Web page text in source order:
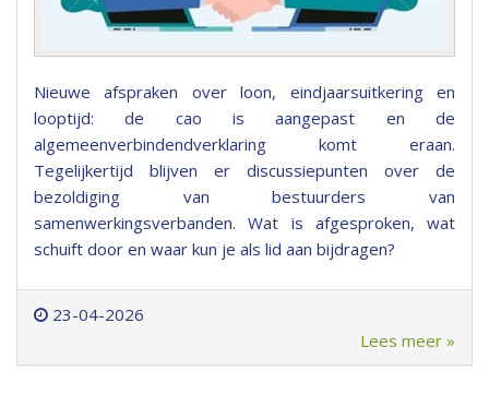
Nieuwe afspraken over loon, eindjaarsuitkering en
looptijd: de cao is aangepast en de
algemeenverbindendverklaring komt eraan.
Tegelijkertijd blijven er discussiepunten over de
bezoldiging van bestuurders van
samenwerkingsverbanden. Wat is afgesproken, wat
schuift door en waar kun je als lid aan bijdragen?
23-04-2026
Lees meer »